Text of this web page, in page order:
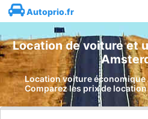
Autoprio.fr
Location de voiture et
Location voiture économique
Comparez les prix de